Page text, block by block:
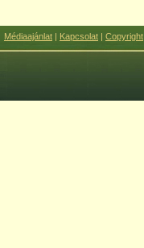
Médiaajánlat | Kapcsolat | Copyright